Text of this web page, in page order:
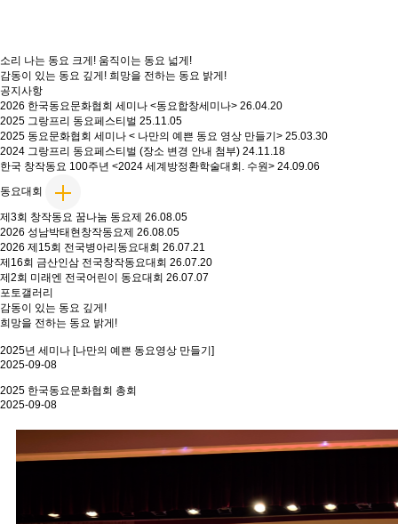
소리 나는 동요 크게! 움직이는 동요 넓게!
감동이 있는 동요 깊게! 희망을 전하는 동요 밝게!
공지사항
2026 한국동요문화협회 세미나 <동요합창세미나> 26.04.20
2025 그랑프리 동요페스티벌 25.11.05
2025 동요문화협회 세미나 < 나만의 예쁜 동요 영상 만들기> 25.03.30
2024 그랑프리 동요페스티벌 (장소 변경 안내 첨부) 24.11.18
한국 창작동요 100주년 <2024 세계방정환학술대회. 수원> 24.09.06
동요대회
제3회 창작동요 꿈나눔 동요제 26.08.05
2026 성남박태현창작동요제 26.08.05
2026 제15회 전국병아리동요대회 26.07.21
제16회 금산인삼 전국창작동요대회 26.07.20
제2회 미래엔 전국어린이 동요대회 26.07.07
포토갤러리
감동이 있는 동요 깊게!
희망을 전하는 동요 밝게!
2025년 세미나 [나만의 예쁜 동요영상 만들기]
2025-09-08
2025 한국동요문화협회 총회
2025-09-08